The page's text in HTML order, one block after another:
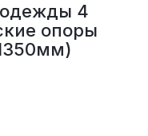
4
опоры